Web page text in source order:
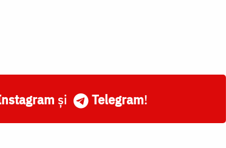
și Telegram!